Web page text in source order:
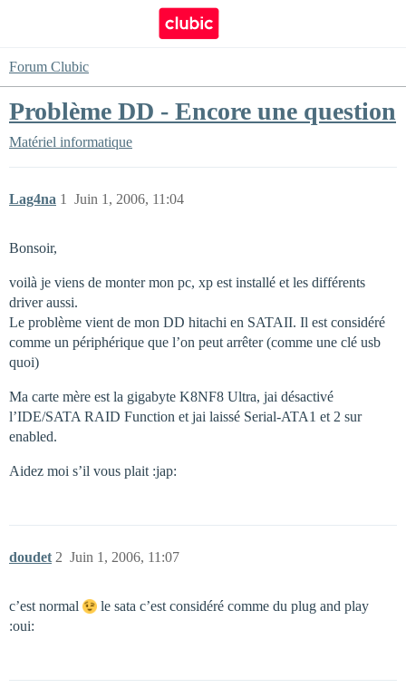
Forum Clubic
Problème DD - Encore une question
Matériel informatique
Lag4na Juin 1, 2006, 11:04
1
Bonsoir,
voilà je viens de monter mon pc, xp est installé et les différents
driver aussi.
Le problème vient de mon DD hitachi en SATAII. Il est considéré
comme un périphérique que l’on peut arrêter (comme une clé usb
quoi)
Ma carte mère est la gigabyte K8NF8 Ultra, jai désactivé
l’IDE/SATA RAID Function et jai laissé Serial-ATA1 et 2 sur
enabled.
Aidez moi s’il vous plait :jap:
doudet Juin 1, 2006, 11:07
2
c’est normal
le sata c’est considéré comme du plug and play
:oui: